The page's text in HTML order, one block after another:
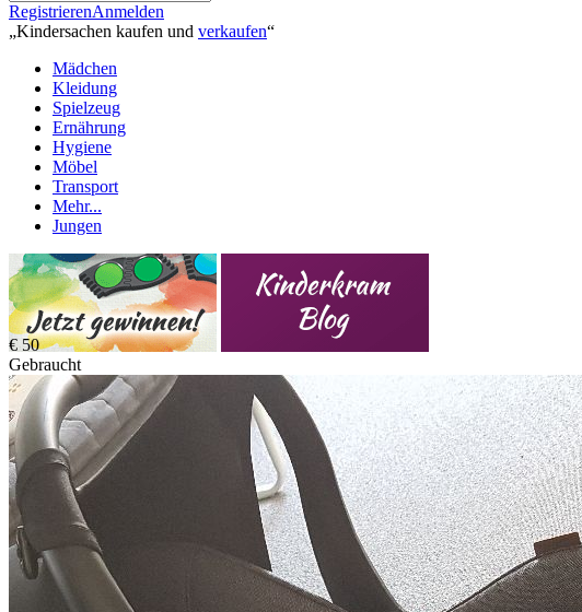
RegistrierenAnmelden
„Kindersachen kaufen und verkaufen“
Mädchen
Kleidung
Spielzeug
Ernährung
Hygiene
Möbel
Transport
Mehr...
Jungen
€ 50
Gebraucht